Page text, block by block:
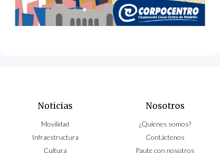
Noticias
Movilidad
Infraestructura
Cultura
Nosotros
¿Quíenes somos?
Contáctenos
Paute con nosotros